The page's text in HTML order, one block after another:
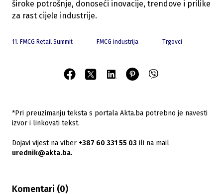
široke potrošnje, donoseći inovacije, trendove i prilike
za rast cijele industrije.
11. FMCG Retail Summit FMCG industrija Trgovci
*Pri preuzimanju teksta s portala Akta.ba potrebno je navesti
izvor i linkovati tekst.
Dojavi vijest na viber +387 60 331 55 03 ili na mail
urednik@akta.ba.
Komentari (0)